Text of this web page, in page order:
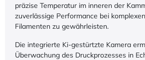
präzise Temperatur im inneren der
zuverlässige Performance bei
Filamenten zu gewährleisten.
Die integrierte Ki-gestürtzte Kamera
Überwachung des Druckprozesses in